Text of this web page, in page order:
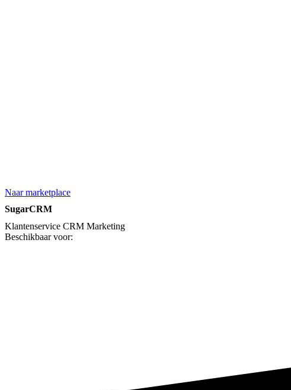
Naar marketplace
SugarCRM
Klantenservice CRM Marketing
Beschikbaar voor: